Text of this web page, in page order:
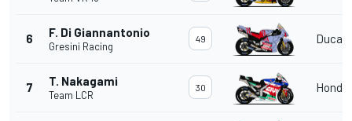
6 F. Di Giannantonio
Gresini Racing
49 Ducati
7 T. Nakagami
Team LCR
30 Honda